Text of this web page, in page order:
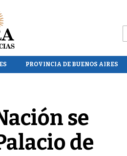
PROVINCIA DE BUENOS AIRES
se
de